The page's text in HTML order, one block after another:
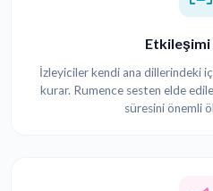
Etkileşimi
İzleyiciler kendi ana dillerindeki
kurar. Rumence sesten elde
süresini önemli